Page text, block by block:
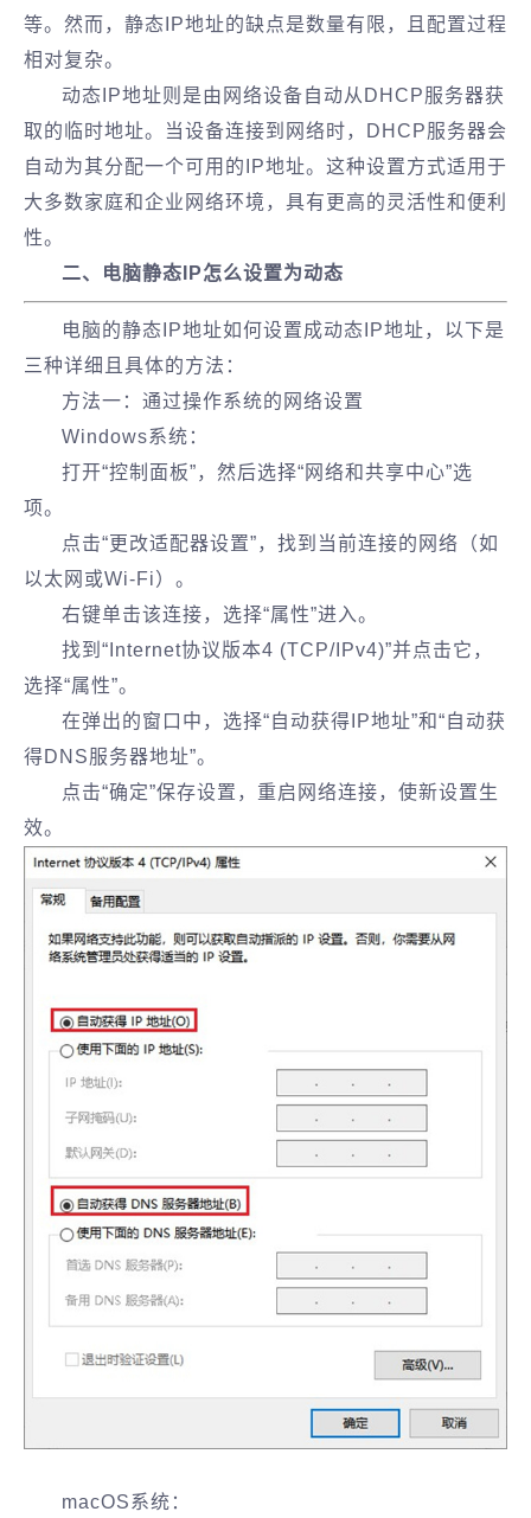
等。然而，静态IP地址的缺点是数量有限，且配置过程
相对复杂。
动态IP地址则是由网络设备自动从DHCP服务器获
取的临时地址。当设备连接到网络时，DHCP服务器会
自动为其分配一个可用的IP地址。这种设置方式适用于
大多数家庭和企业网络环境，具有更高的灵活性和便利
性。
二、电脑静态IP怎么设置为动态
电脑的静态IP地址如何设置成动态IP地址，以下是
三种详细且具体的方法：
方法一：通过操作系统的网络设置
Windows系统：
打开“控制面板”，然后选择“网络和共享中心”选
项。
点击“更改适配器设置”，找到当前连接的网络（如
以太网或Wi-Fi）。
右键单击该连接，选择“属性”进入。
找到“Internet协议版本4 (TCP/IPv4)”并点击它，
选择“属性”。
在弹出的窗口中，选择“自动获得IP地址”和“自动获
得DNS服务器地址”。
点击“确定”保存设置，重启网络连接，使新设置生
效。
macOS系统：